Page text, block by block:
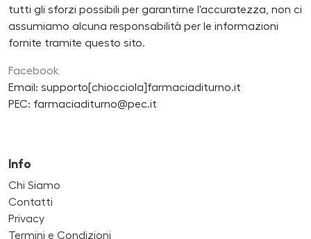
tutti gli sforzi possibili per garantirne l'accuratezza, non ci
assumiamo alcuna responsabilità per le informazioni
fornite tramite questo sito.
Facebook
Email: supporto[chiocciola]farmaciaditurno.it
PEC: farmaciaditurno@pec.it
Info
Chi Siamo
Contatti
Privacy
Termini e Condizioni